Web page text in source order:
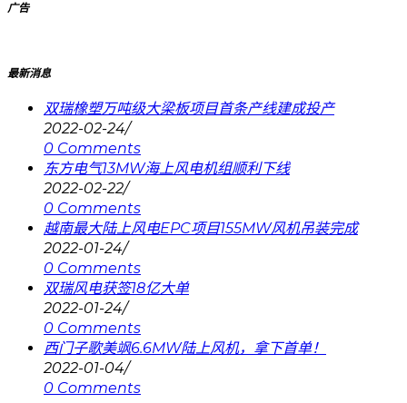
广告
最新消息
双瑞橡塑万吨级大梁板项目首条产线建成投产
2022-02-24/
0 Comments
东方电气13MW海上风电机组顺利下线
2022-02-22/
0 Comments
越南最大陆上风电EPC项目155MW风机吊装完成
2022-01-24/
0 Comments
双瑞风电获签18亿大单
2022-01-24/
0 Comments
西门子歌美飒6.6MW陆上风机，拿下首单！
2022-01-04/
0 Comments